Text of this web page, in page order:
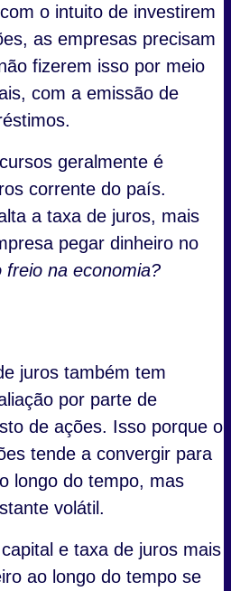
o intuito de investirem
as empresas precisam
fizerem isso por meio
com a emissão de
geralmente é
corrente do país.
a taxa de juros, mais
pegar dinheiro no
freio na economia?
juros também tem
por parte de
de ações. Isso porque o
tende a convergir para
longo do tempo, mas
volátil.
e taxa de juros mais
ao longo do tempo se